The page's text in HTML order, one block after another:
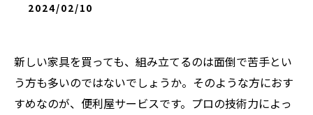
2024/02/10
新しい家具を買っても、組み立てるのは面倒で苦手とい
う方も多いのではないでしょうか。そのような方におす
すめなのが、便利屋サービスです。プロの技術力によっ